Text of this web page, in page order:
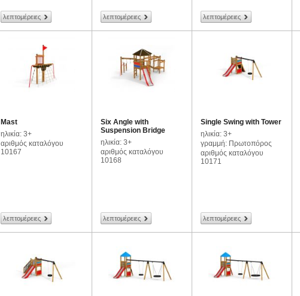
λεπτομέρειες λεπτομέρειες λεπτομέρειες
Mast
ηλικία: 3+
αριθμός καταλόγου
10167
λεπτομέρειες
Six Angle with
Suspension Bridge
ηλικία: 3+
αριθμός καταλόγου
10168
λεπτομέρειες
Single Swing with Tower
ηλικία: 3+
γραμμή: Πρωτοπόρος
αριθμός καταλόγου
10171
λεπτομέρειες